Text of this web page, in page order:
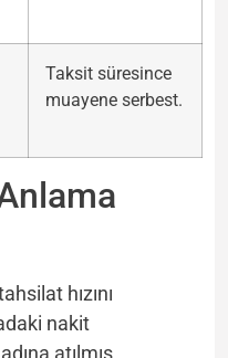
Taksit süresince
muayene serbest.
hızını
nakit
atılmış